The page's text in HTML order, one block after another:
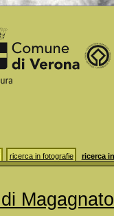
ricerca in fotografie ricerca
Magagnato